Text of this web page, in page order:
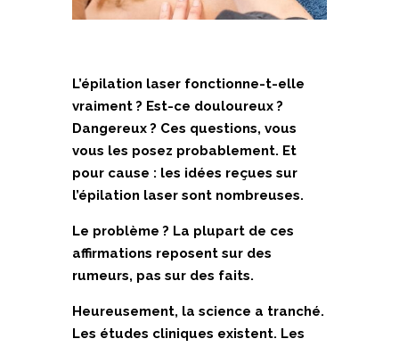
L’épilation laser fonctionne-t-elle
vraiment ? Est-ce douloureux ?
Dangereux ? Ces questions, vous
vous les posez probablement. Et
pour cause : les idées reçues sur
l’épilation laser sont nombreuses.
Le problème ? La plupart de ces
affirmations reposent sur des
rumeurs, pas sur des faits.
Heureusement, la science a tranché.
Les études cliniques existent. Les